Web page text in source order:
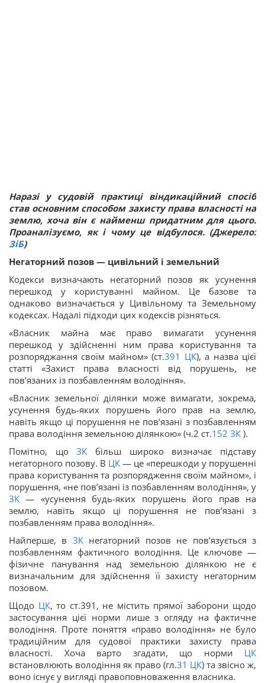
Наразі у судовій практиці віндикаційний спосіб
став основним способом захисту права власності на
землю, хоча він є найменш придатним для цього.
Проаналізуємо, як і чому це відбулося. (Джерело:
ЗіБ)
Негаторний позов — цивільний і земельний
Кодекси визначають негаторний позов як усунення
перешкод у користуванні майном. Це базове та
однаково визначається у Цивільному та Земельному
кодексах. Надалі підходи цих кодексів різняться.
«Власник майна має право вимагати усунення
перешкод у здійсненні ним права користування та
розпоряджання своїм майном» (ст.391 ЦК), а назва цієї
статті «Захист права власності від порушень, не
пов’язаних із позбавленням володіння».
«Власник земельної ділянки може вимагати, зокрема,
усунення будь-яких порушень його прав на землю,
навіть якщо ці порушення не пов’язані з позбавленням
права володіння земельною ділянкою» (ч.2 ст.152 ЗК ).
Помітно, щоЗК більш широко визначає підставу
негаторного позову. В ЦК — це «перешкоди у порушенні
права користування та розпорядження своїм майном», і
порушення, «не пов’язані із позбавленням володіння», у
ЗК — «усунення будь-яких порушень його прав на
землю, навіть якщо ці порушення не пов’язані з
позбавленням права володіння».
Найперше, в ЗКнегаторний позов не пов’язується з
позбавленням фактичного володіння. Це ключове —
фізичне панування над земельною ділянкою не є
визначальним для здійснення її захисту негаторним
позовом.
Щодо ЦК, то ст.391, не містить прямої заборони щодо
застосування цієї норми лише з огляду на фактичне
володіння. Проте поняття «право володіння» не було
традиційним для судової практики захисту права
власності. Хоча варто згадати, що норми ЦК
встановлюють володіння як право (гл.31 ЦК) та звісно ж,
воно існує у вигляді правоповноваження власника.